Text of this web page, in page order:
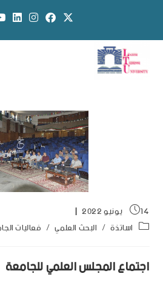
14 يونيو 2022
اساتذة / البحث العلمي / فعاليات
اجتماع المجلس العلمي للجامعة